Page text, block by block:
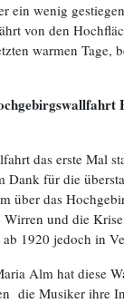
ein wenig
von den
warmen Tage,
das erste Mal
Dank für die
über das
Wirren und die
1920 jedoch in
Alm hat diese
die Musiker ihre